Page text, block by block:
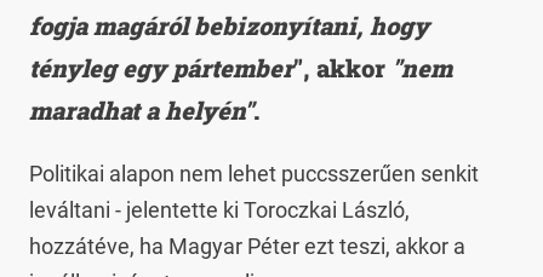
fogja magáról bebizonyítani, hogy
tényleg egy pártember", akkor "nem
maradhat a helyén".
Politikai alapon nem lehet puccsszerűen senkit
leváltani - jelentette ki Toroczkai László,
hozzátéve, ha Magyar Péter ezt teszi, akkor a